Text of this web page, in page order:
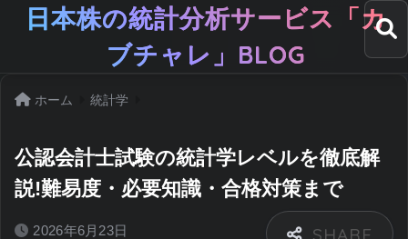
日本株の統計分析サービス「カ
ブチャレ」BLOG
ホーム 統計学
公認会計士試験の統計学レベルを徹底解
説!難易度・必要知識・合格対策まで
2026年6月23日